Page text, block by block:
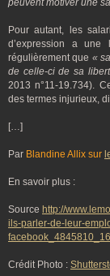
peuvent motiver une
Pour autant, les
d’expression a
régulièrement que «
de celle-ci de sa
2013 n°11-19.734).
des termes injurieux,
[…]
Par Blandine Allix sur
En savoir plus :
Source http://
ils-parler-de-leur-
Crédit Photo :